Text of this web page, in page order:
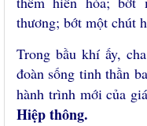
thương; bớt một chút
Trong bầu khí ấy,
đoàn sống tinh thần
hành trình mới của
Hiệp thông.